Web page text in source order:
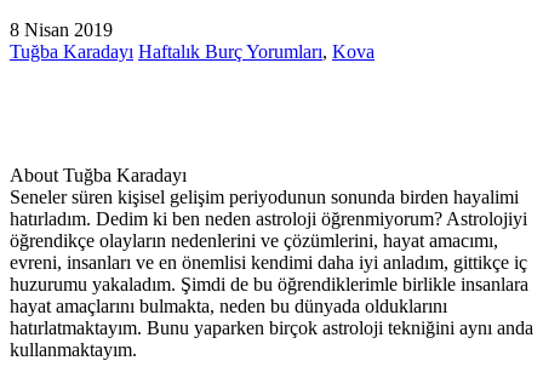
8 Nisan 2019
Tuğba Karadayı Haftalık Burç Yorumları, Kova
About Tuğba Karadayı
Seneler süren kişisel gelişim periyodunun sonunda birden hayalimi
hatırladım. Dedim ki ben neden astroloji öğrenmiyorum? Astrolojiyi
öğrendikçe olayların nedenlerini ve çözümlerini, hayat amacımı,
evreni, insanları ve en önemlisi kendimi daha iyi anladım, gittikçe iç
huzurumu yakaladım. Şimdi de bu öğrendiklerimle birlikle insanlara
hayat amaçlarını bulmakta, neden bu dünyada olduklarını
hatırlatmaktayım. Bunu yaparken birçok astroloji tekniğini aynı anda
kullanmaktayım.